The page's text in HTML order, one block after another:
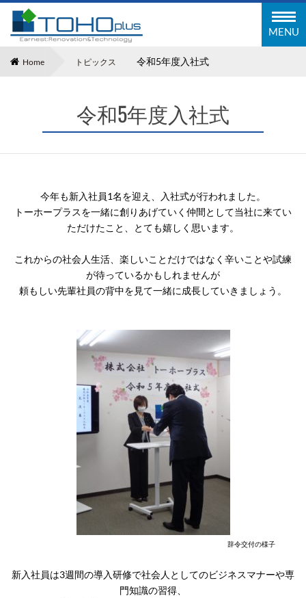
東邦塗装工業株式会社
MENU
Home トピックス 令和5年度入社式
令和5年度入社式
今年も新入社員1名を迎え、入社式が行われました。
トーホープラスを一緒に創りあげていく仲間として当社に来てい
ただけたこと、とても嬉しく思います。
これからの社会人生活、楽しいことだけではなく辛いことや試練
が待っているかもしれませんが
頼もしい先輩社員の背中を見て一緒に成長していきましょう。
辞令交付の様子
新入社員は3週間の導入研修で社会人としてのビジネスマナーや専
門知識の習得、